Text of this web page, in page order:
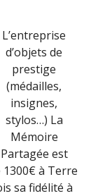
L’entreprise
d’objets de
prestige
(médailles,
insignes,
stylos…) La
Mémoire
Partagée est
à Terre
sa fidélité à